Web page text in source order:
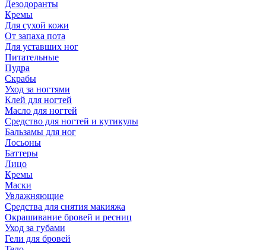
Дезодоранты
Кремы
Для сухой кожи
От запаха пота
Для уставших ног
Питательные
Пудра
Скрабы
Уход за ногтями
Клей для ногтей
Масло для ногтей
Средство для ногтей и кутикулы
Бальзамы для ног
Лосьоны
Баттеры
Лицо
Кремы
Маски
Увлажняющие
Средства для снятия макияжа
Окрашивание бровей и ресниц
Уход за губами
Гели для бровей